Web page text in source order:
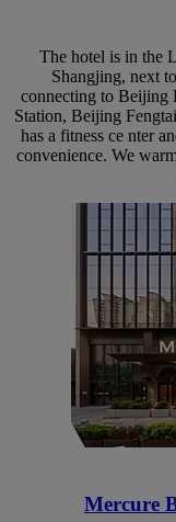
The hotel is in the
Shangjing, next
connecting to
Station, Beijing
has a fitness ce nter
convenience. We
Mercure